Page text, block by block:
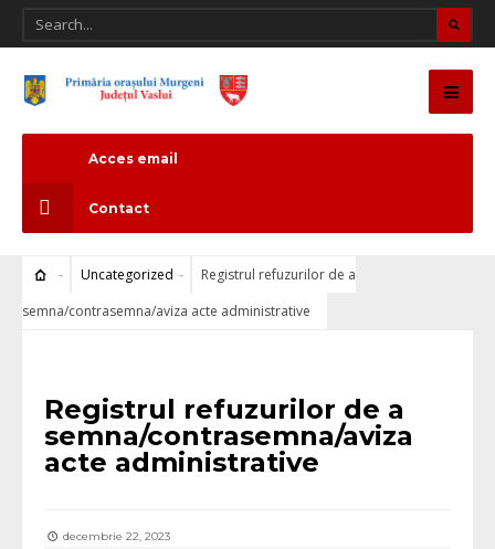
Acces email
Contact
Uncategorized
Registrul refuzurilor de a
semna/contrasemna/aviza acte administrative
Registrul refuzurilor de a
semna/contrasemna/aviza
acte administrative
decembrie 22, 2023